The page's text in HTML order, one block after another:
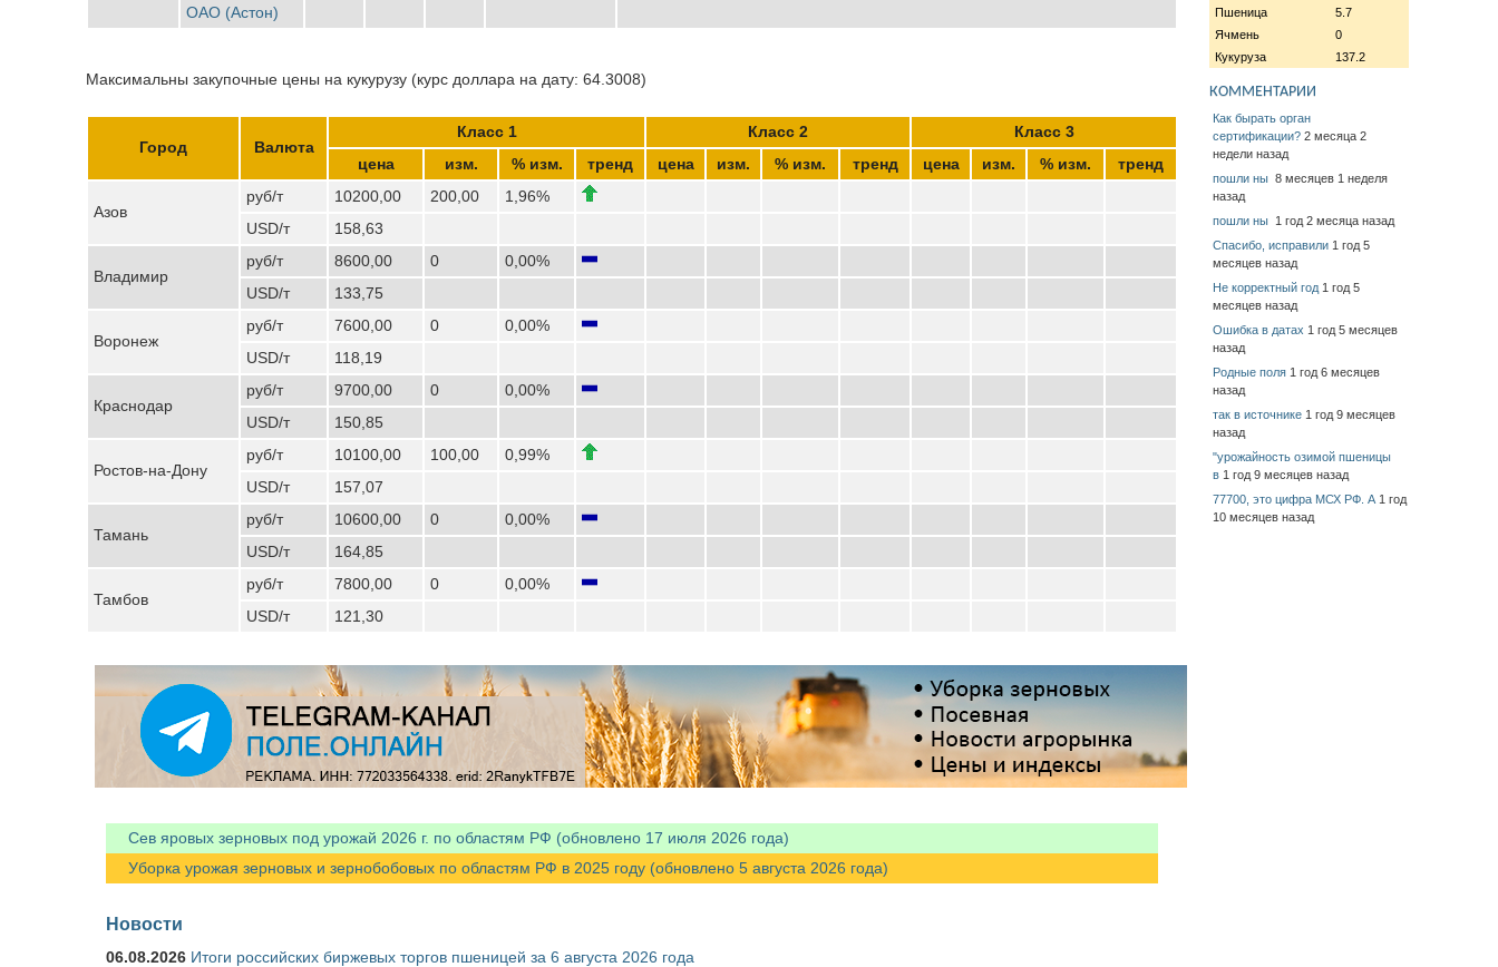
ОАО (Астон)
Максимальны закупочные цены на кукурузу (курс доллара на дату: 64.3008)
Город Валюта
Класс 1 Класс 2
Класс 3
цена
изм. % изм. тренд цена изм. % изм. тренд цена изм. % изм. тренд
Азов
руб/т 10200,00 200,00
1,96%
USD/т
158,63
Владимир
руб/т 8600,00 0
0,00%
USD/т
133,75
Воронеж
руб/т 7600,00 0
0,00%
USD/т
118,19
Краснодар
руб/т 9700,00 0
0,00%
USD/т
150,85
Ростов-на-Дону
руб/т 10100,00 100,00
0,99%
USD/т
157,07
Тамань
руб/т 10600,00 0
0,00%
USD/т
164,85
Тамбов
руб/т 7800,00 0
0,00%
USD/т
121,30
Сев яровых зерновых под урожай 2026 г. по областям РФ (обновлено 17 июля 2026 года)
Уборка урожая зерновых и зернобобовых по областям РФ в 2025 году (обновлено 5 августа 2026 года)
Новости
06.08.2026 Итоги российских биржевых торгов пшеницей за 6 августа 2026 года
Пшеница
5.7
Ячмень
0
Кукуруза
137.2
КОММЕНТАРИИ
Как бырать орган
сертификации? 2 месяца 2
недели назад
пошли ны 8 месяцев 1 неделя
назад
пошли ны 1 год 2 месяца назад
Спасибо, исправили 1 год 5
месяцев назад
Не корректный год 1 год 5
месяцев назад
Ошибка в датах 1 год 5 месяцев
назад
Родные поля 1 год 6 месяцев
назад
так в источнике 1 год 9 месяцев
назад
"урожайность озимой пшеницы
в 1 год 9 месяцев назад
77700, это цифра МСХ РФ. А 1 год
10 месяцев назад